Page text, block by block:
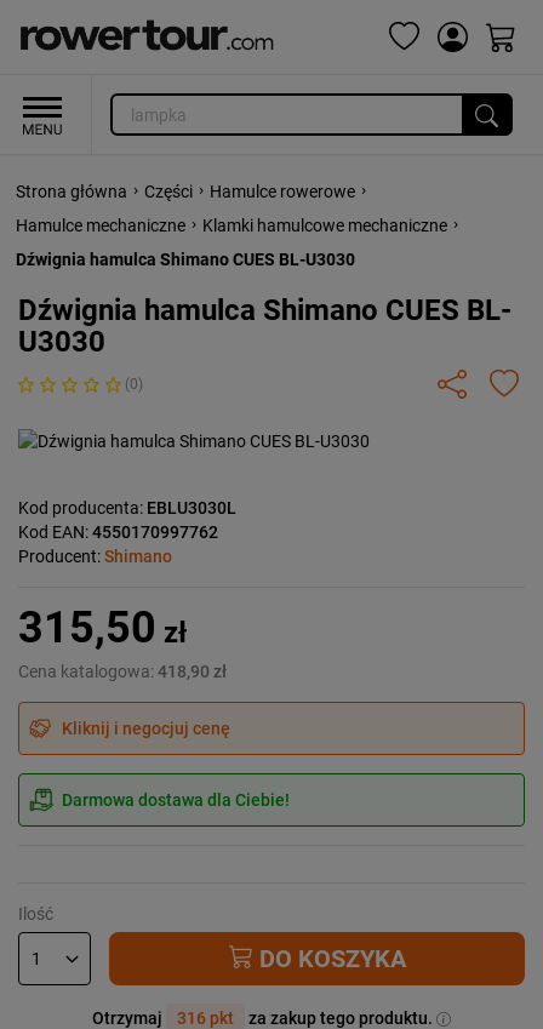
Strona główna › Części › Hamulce rowerowe ›
Hamulce mechaniczne › Klamki hamulcowe mechaniczne ›
Dźwignia hamulca Shimano CUES BL-U3030
Dźwignia hamulca Shimano CUES BL-
U3030
(0)
Kod producenta: EBLU3030L
Kod EAN:4550170997762
Producent:Shimano
315,50 zł
Cena katalogowa: 418,90 zł
Kliknij i negocjuj cenę
Darmowa dostawa dla Ciebie!
Ilość
DO KOSZYKA
Otrzymaj 316 pkt za zakup tego produktu.